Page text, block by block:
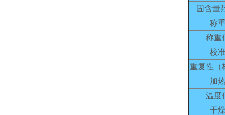
固含量
称
称重
校
重复性（
加
温度
干